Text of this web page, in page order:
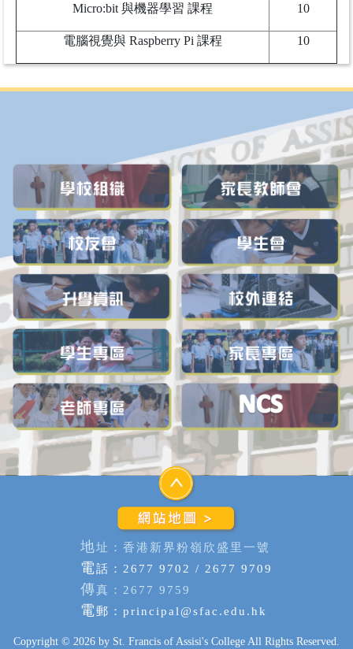
Micro:bit 與機器學習 課程 10
電腦視覺與 Raspberry Pi 課程 10
地址：香港新界粉嶺欣盛里一號
電話：2677 9702 / 2677 9709
傳真：2677 9759
電郵： principal@sfac.edu.hk
Copyright © 2026 by St. Francis of Assisi's College All Rights Reserved.